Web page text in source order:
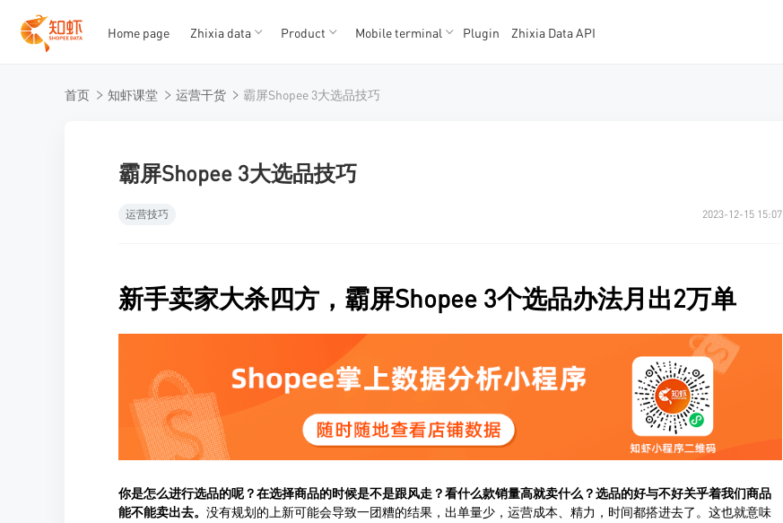
TK数据
TK数据
Home page Zhixia data Product Mobile terminal Plugin Zhixia Data API
首页 知虾课堂 运营干货 霸屏Shopee 3大选品技巧
霸屏Shopee 3大选品技巧
运营技巧 2023-12-15 15:07